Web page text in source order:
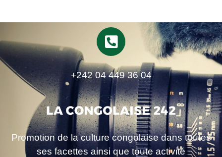
+242 04 449 36 04
Promotion de la culture congolaise dans toutes
ses facettes ainsi que toute activité